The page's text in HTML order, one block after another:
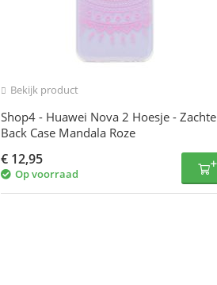
Bekijk product
Shop4 - Huawei Nova 2 Hoesje - Zachte
Back Case Mandala Roze
€ 12,95
Op voorraad